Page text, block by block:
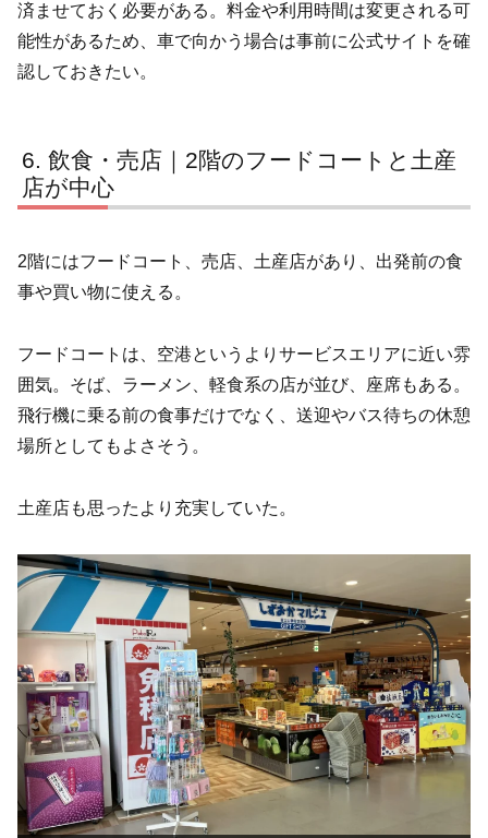
済ませておく必要がある。料金や利用時間は変更される可
能性があるため、車で向かう場合は事前に公式サイトを確
認しておきたい。
飲食・売店｜2階のフードコートと土産
店が中心
2階にはフードコート、売店、土産店があり、出発前の食
事や買い物に使える。
フードコートは、空港というよりサービスエリアに近い雰
囲気。そば、ラーメン、軽食系の店が並び、座席もある。
飛行機に乗る前の食事だけでなく、送迎やバス待ちの休憩
場所としてもよさそう。
土産店も思ったより充実していた。